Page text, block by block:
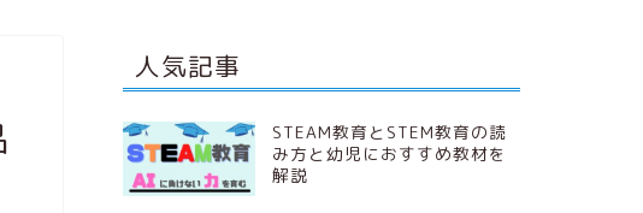
人気記事
STEAM教育とSTEM教育の読
み方と幼児におすすめ教材を
解説